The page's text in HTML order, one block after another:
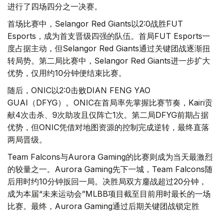
进行了四场四分之一决赛。
首场比赛中，Selangor Red Giants以2:0战胜FUT
Esports，成为首支晋级四强的队伍。首局FUT Esports一
度占据主动，但Selangor Red Giants通过关键团战逐渐扭
转局势。第二局比赛中，Selangor Red Giants进一步扩大
优势，仅用约10分钟便结束比赛。
随后，ONIC以2:0击败DIAN FENG YAO
GUAI（DFYG）。ONIC在首局率先掌握比赛节奏，Kairi贡
献4次击杀、9次助攻且仅阵亡1次。第二局DFYG前期占据
优势，但ONIC凭借对地图资源的控制完成逆转，最终直落
两局晋级。
Team Falcons与Aurora Gaming的比赛则成为当天最激烈
的较量之一。Aurora Gaming先下一城，Team Falcons随
后用时约10分钟扳回一局。决胜局双方鏖战超过20分钟，
成为本届“未来运动会”MLBB项目截至目前用时最长的一场
比赛。最终，Aurora Gaming通过后期关键团战锁定胜